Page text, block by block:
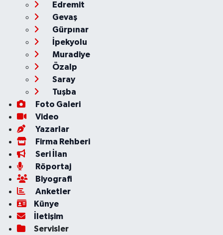
Edremit
Gevaş
Gürpınar
İpekyolu
Muradiye
Özalp
Saray
Tuşba
Foto Galeri
Video
Yazarlar
Firma Rehberi
Seri İlan
Röportaj
Biyografi
Anketler
Künye
İletişim
Servisler